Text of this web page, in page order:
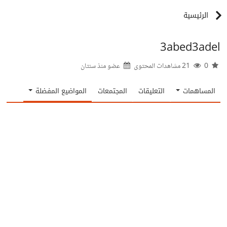
الرئيسية
3abed3adel
عضو منذسنتان
المساهمات التعليقات المجتمعات المواضيع المفضلة